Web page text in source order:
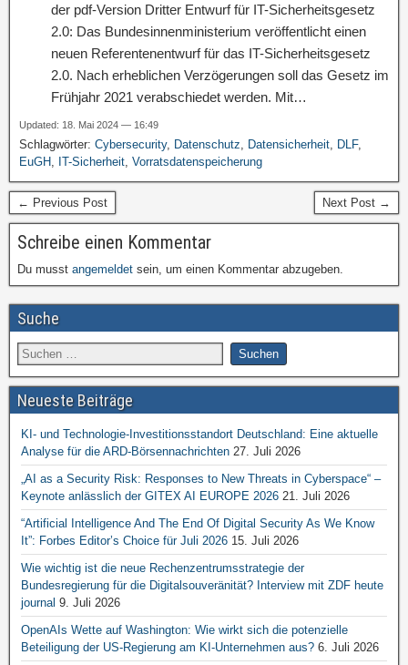
der pdf-Version Dritter Entwurf für IT-Sicherheitsgesetz
2.0: Das Bundesinnenministerium veröffentlicht einen
neuen Referentenentwurf für das IT-Sicherheitsgesetz
2.0. Nach erheblichen Verzögerungen soll das Gesetz im
Frühjahr 2021 verabschiedet werden. Mit…
Updated: 18. Mai 2024 — 16:49
Schlagwörter: Cybersecurity, Datenschutz, Datensicherheit, DLF,
EuGH, IT-Sicherheit, Vorratsdatenspeicherung
← Previous Post Next Post →
Schreibe einen Kommentar
Du musst angemeldet sein, um einen Kommentar abzugeben.
Suche
Neueste Beiträge
KI- und Technologie-Investitionsstandort Deutschland: Eine aktuelle
Analyse für die ARD-Börsennachrichten 27. Juli 2026
„AI as a Security Risk: Responses to New Threats in Cyberspace“ –
Keynote anlässlich der GITEX AI EUROPE 2026 21. Juli 2026
“Artificial Intelligence And The End Of Digital Security As We Know
It”: Forbes Editor’s Choice für Juli 2026 15. Juli 2026
Wie wichtig ist die neue Rechenzentrumsstrategie der
Bundesregierung für die Digitalsouveränität? Interview mit ZDF heute
journal 9. Juli 2026
OpenAIs Wette auf Washington: Wie wirkt sich die potenzielle
Beteiligung der US-Regierung am KI-Unternehmen aus? 6. Juli 2026